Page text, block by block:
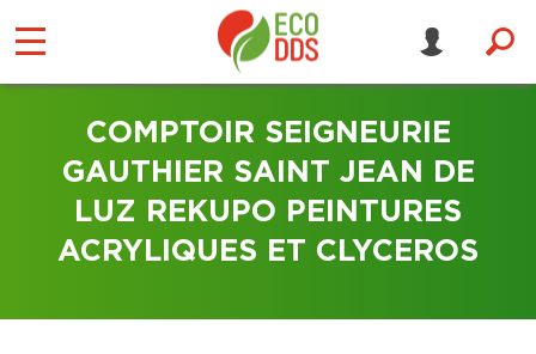
COMPTOIR SEIGNEURIE
GAUTHIER SAINT JEAN DE
LUZ REKUPO PEINTURES
ACRYLIQUES ET CLYCEROS